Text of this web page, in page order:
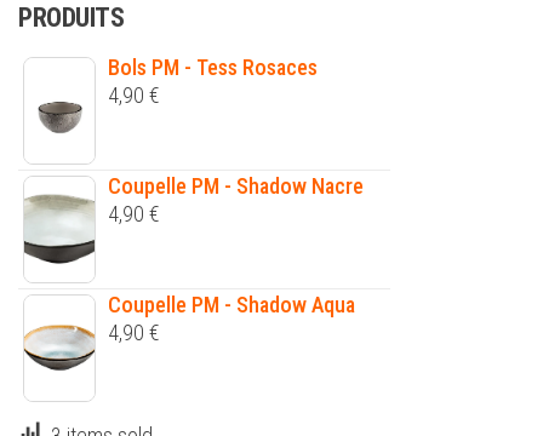
PRODUITS
Bols PM - Tess Rosaces
4,90 €
Coupelle PM - Shadow Nacre
4,90 €
Coupelle PM - Shadow Aqua
4,90 €